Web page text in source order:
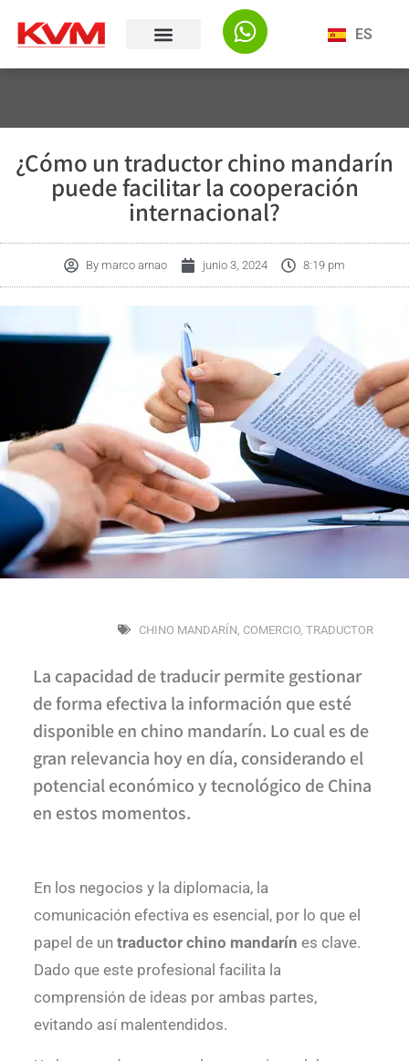
ES
¿Cómo un traductor chino mandarín
puede facilitar la cooperación
internacional?
By marco arnao junio 3, 2024 8:19 pm
CHINO MANDARÍN COMERCIO, TRADUCTOR
La capacidad de traducir permite gestionar
de forma efectiva la información que esté
disponible en chino mandarín. Lo cual es de
gran relevancia hoy en día, considerando el
potencial económico y tecnológico de China
en estos momentos.
En los negocios y la diplomacia, la
comunicación efectiva es esencial, por lo que el
papel de un traductor chino mandarín es clave.
Dado que este profesional facilita la
comprensión de ideas por ambas partes,
evitando así malentendidos.